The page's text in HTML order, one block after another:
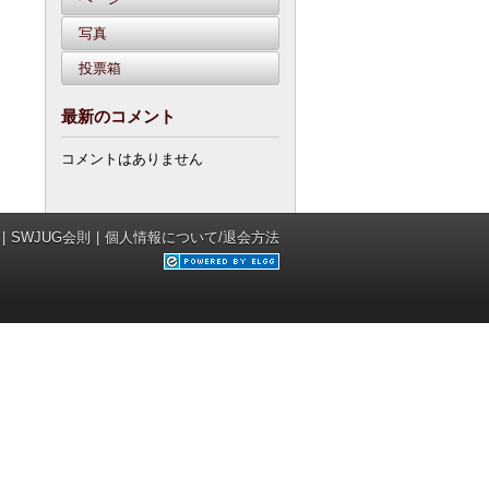
写真
投票箱
最新のコメント
コメントはありません
SWJUG会則 個人情報について/退会方法